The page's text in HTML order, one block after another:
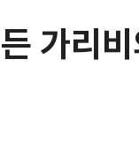
가리